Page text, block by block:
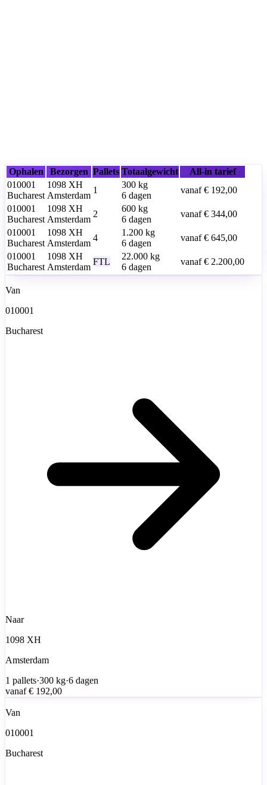
Ophalen Bezorgen Pallets Totaalgewicht
All-in tarief
010001
Bucharest
1098 XH
Amsterdam
1
300 kg
6 dagen
vanaf€ 192,00
010001
Bucharest
1098 XH
Amsterdam
2
600 kg
6 dagen
vanaf€ 344,00
010001
Bucharest
1098 XH
Amsterdam
4
1.200 kg
6 dagen
vanaf€ 645,00
010001
Bucharest
1098 XH
Amsterdam
FTL
22.000 kg
6 dagen
vanaf€ 2.200,00
Van
010001
Bucharest
Naar
1098 XH
Amsterdam
1 pallets·300 kg·6 dagen
vanaf€ 192,00
Van
010001
Bucharest